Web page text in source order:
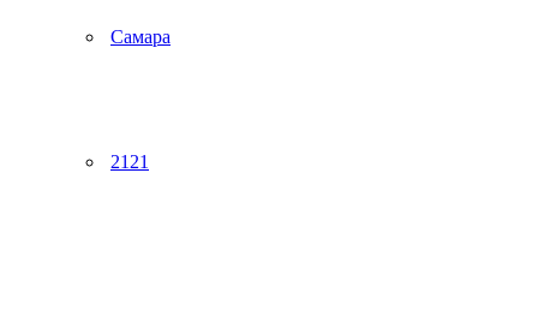
Самара
2121